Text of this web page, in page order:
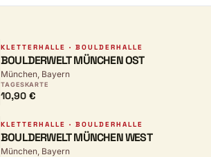
KLETTERHALLE · BOULDERHALLE
BOULDERWELT MÜNCHEN OST
München, Bayern
TAGESKARTE
10,90 €
KLETTERHALLE · BOULDERHALLE
BOULDERWELT MÜNCHEN WEST
München, Bayern